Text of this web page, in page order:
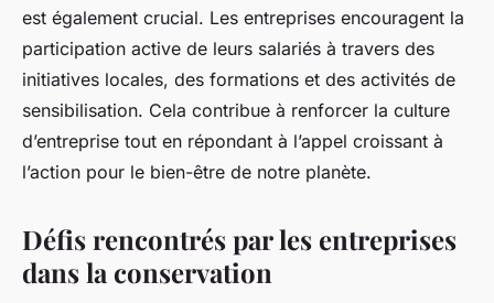
est également crucial. Les entreprises encouragent la
participation active de leurs salariés à travers des
initiatives locales, des formations et des activités de
sensibilisation. Cela contribue à renforcer la culture
d’entreprise tout en répondant à l’appel croissant à
l’action pour le bien-être de notre planète.
Défis rencontrés par les entreprises
dans la conservation